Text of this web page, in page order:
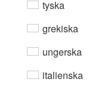
tyska
grekiska
ungerska
italienska